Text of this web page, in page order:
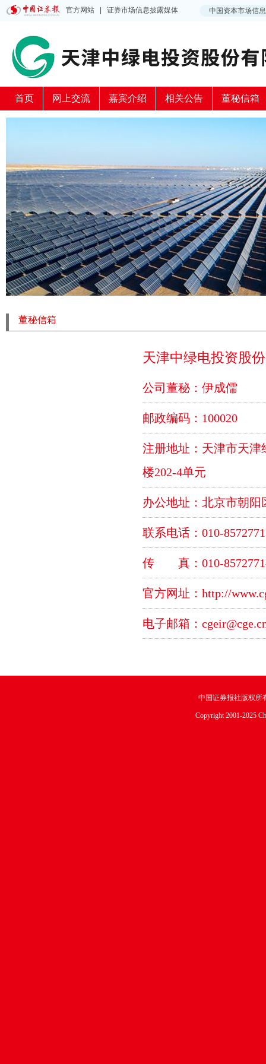
首页 网上交流 嘉宾介绍 相关公告 董秘信箱
董秘信箱
天津中绿电投资股
公司董秘：伊成儒
邮政编码：100020
注册地址：天津市天津
楼202-4单元
办公地址：北京市朝阳
联系电话：010-
传 真：010-
官方网址： http://
电子邮箱：
中国证券报社版权所
Copyright 2001-2025